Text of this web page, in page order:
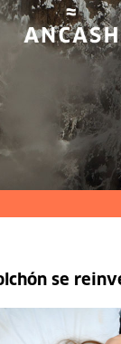
se